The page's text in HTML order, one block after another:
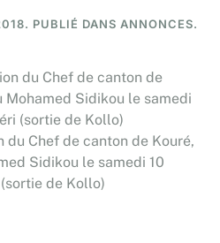
. PUBLIÉ DANS ANNONCES.
du Chef de canton de Kouré,
Sidikou le samedi 10
de Kollo)